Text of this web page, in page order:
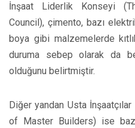
İnşaat Liderlik Konseyi
Council), çimento, bazı
boya gibi malzemelerde
duruma sebep olarak da
olduğunu belirtmiştir.
Diğer yandan Usta
of Master Builders) ise